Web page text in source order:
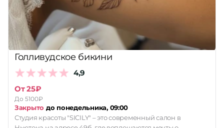
Голливудское бикини
4,9
От 25₽
До 5100₽
Закрыто до понедельника, 09:00
Студия красоты "SICILY" – это современный салон в